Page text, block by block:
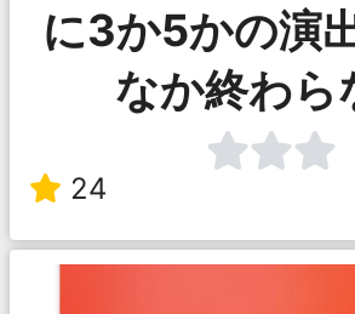
に3か5かの演
なか終わら
24